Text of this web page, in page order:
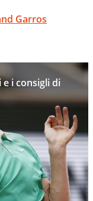
Garros
e i consigli di